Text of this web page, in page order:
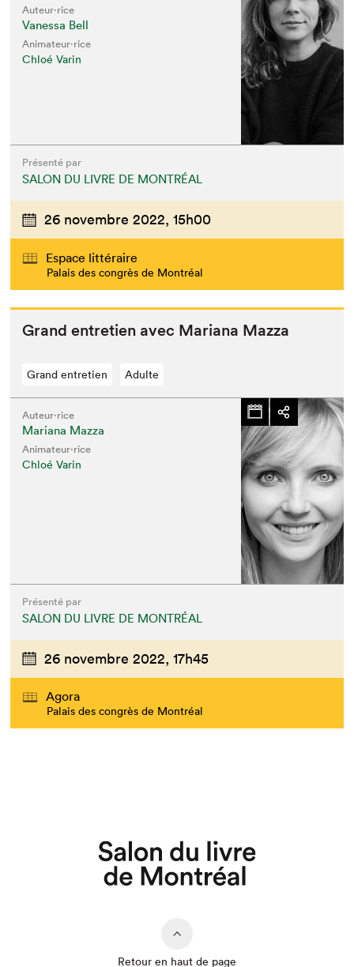
Auteur·rice
Vanessa Bell
Animateur⋅rice
Chloé Varin
Présenté par
SALON DU LIVRE DE MONTRÉAL
26 novembre 2022, 15h00
Espace littéraire
Palais des congrès de Montréal
Grand entre­tien avec Mar­i­ana Mazza
Grand entretien Adulte
Auteur·rice
Mariana Mazza
Animateur⋅rice
Chloé Varin
Présenté par
SALON DU LIVRE DE MONTRÉAL
26 novembre 2022, 17h45
Agora
Palais des congrès de Montréal
Retour en haut de page